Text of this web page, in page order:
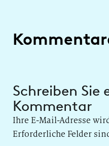
Schreiben Sie
Kommentar
Ihre E-Mail-Adresse
Erforderliche Felder